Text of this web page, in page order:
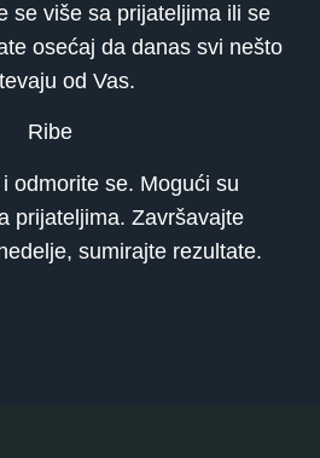
se više sa prijateljima ili se
osećaj da danas svi nešto
od Vas.
Ribe
odmorite se. Mogući su
prijateljima. Završavajte
sumirajte rezultate.